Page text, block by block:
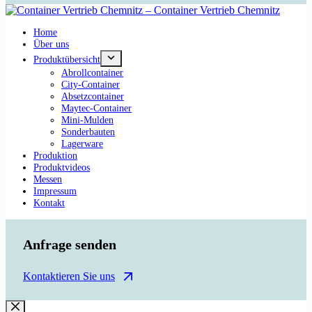
Home
Über uns
Produktübersicht
Abrollcontainer
City-Container
Absetzcontainer
Maytec-Container
Mini-Mulden
Sonderbauten
Lagerware
Produktion
Produktvideos
Messen
Impressum
Kontakt
Anfrage senden
Kontaktieren Sie uns